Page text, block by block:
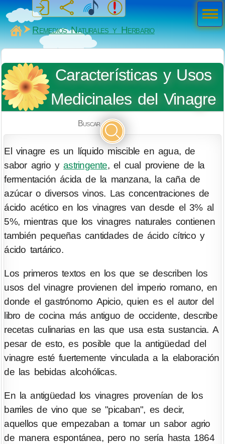
MiSabueso
Remedios Naturales y Herbario
Características y Usos
Medicinales del Vinagre
Buscar
El vinagre es un líquido miscible en agua, de
sabor agrio yastringente, el cual proviene de la
fermentación ácida de la manzana, la caña de
azúcar o diversos vinos. Las concentraciones de
ácido acético en los vinagres van desde el 3% al
5%, mientras que los vinagres naturales contienen
también pequeñas cantidades de ácido cítrico y
ácido tartárico.
Los primeros textos en los que se describen los
usos del vinagre provienen del imperio romano, en
donde el gastrónomo Apicio, quien es el autor del
libro de cocina más antiguo de occidente, describe
recetas culinarias en las que usa esta sustancia. A
pesar de esto, es posible que la antigüedad del
vinagre esté fuertemente vinculada a la elaboración
de las bebidas alcohólicas.
En la antigüedad los vinagres provenían de los
barriles de vino que se "picaban", es decir,
aquellos que empezaban a tomar un sabor agrio
de manera espontánea, pero no sería hasta 1864
Men
ú